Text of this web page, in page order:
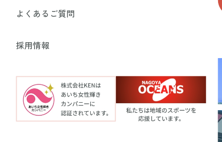
よくあるご質問
採用情報